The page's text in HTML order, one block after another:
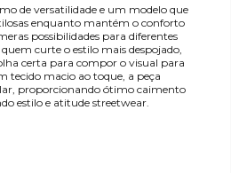
de versatilidade e um modelo que
enquanto mantém o conforto
possibilidades para diferentes
curte o estilo mais despojado,
certa para compor o visual para
tecido macio ao toque, a peça
proporcionando ótimo caimento
estilo e atitude streetwear.